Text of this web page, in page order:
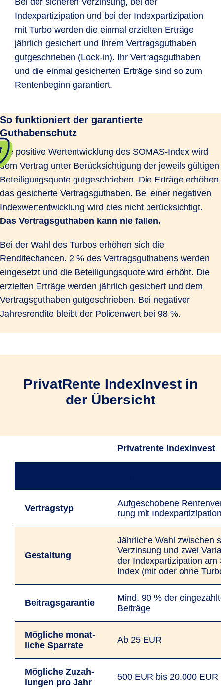
Bei der sicheren Verzinsung, bei der
Indexpartizipation und bei der Indexpartizipation
mit Turbo werden die einmal erzielten Erträge
jährlich gesichert und Ihrem Vertragsguthaben
gutgeschrieben (Lock-in). Ihr Vertragsguthaben
und die einmal gesicherten Erträge sind so zum
Rentenbeginn garantiert.
So funktioniert der garantierte
Guthabenschutz
Die positive Wertentwicklung des SOMAS-Index wird
dem Vertrag unter Berücksichtigung der jeweils gültigen
Beteiligungsquote gutgeschrieben. Die Erträge erhöhen
das gesicherte Vertragsguthaben. Bei einer negativen
Indexwertentwicklung wird dies nicht berücksichtigt.
Das Vertragsguthaben kann nie fallen.
Bei der Wahl des Turbos erhöhen sich die
Renditechancen. 2 % des Vertragsguthabens werden
eingesetzt und die Beteiligungsquote wird erhöht. Die
erzielten Erträge werden jährlich gesichert und dem
Vertragsguthaben gutgeschrieben. Bei negativer
Jahresrendite bleibt der Policenwert bei 98 %.
PrivatRente IndexInvest in
der Übersicht
Privatrente IndexInvest
Vertragstyp
Auf­gescho­bene
rung mit Index­parti­zipation
Gestaltung
Jährliche Wahl zwischen
Verzinsung und zwei
der Index­parti­zipation am
Index (mit oder ohne
Beitrags­garantie
Mind. 90 % der
Beiträge
Mögliche monat­
liche Spar­rate
Ab 25 EUR
Mögliche Zu­zah­
lungen pro Jahr
500 EUR bis 20.000 EUR